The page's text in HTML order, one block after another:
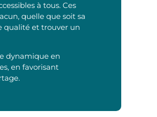
à tous. Ces
quelle que soit sa
qualité et trouver un
dynamique en
en favorisant